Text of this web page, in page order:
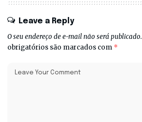
Leave a Reply
O seu endereço de e-mail não será publicado.
obrigatórios são marcados com *